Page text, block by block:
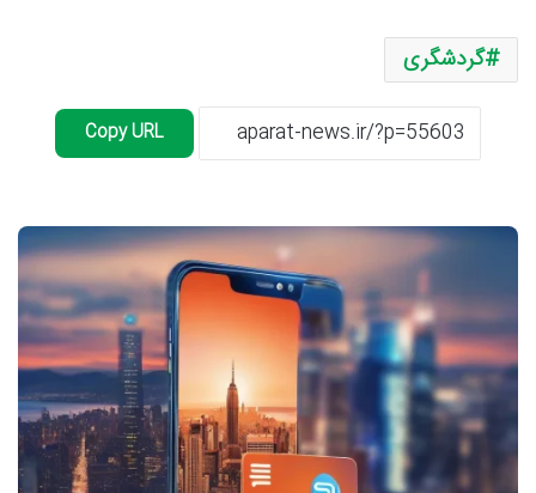
گردشگری
Copy URL